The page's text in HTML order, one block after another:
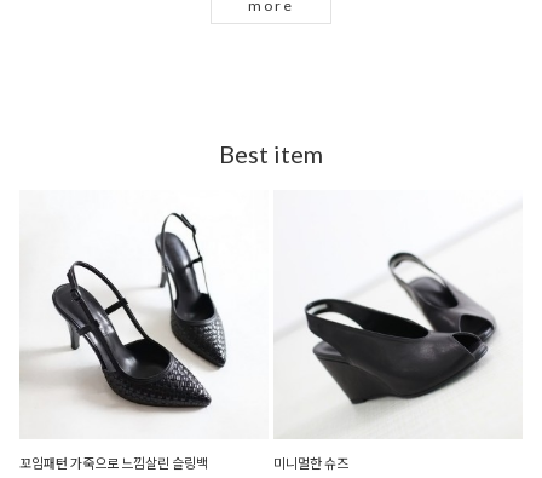
more
Best item
꼬임패턴 가죽으로 느낌살린 슬링백 미니멀한 슈즈